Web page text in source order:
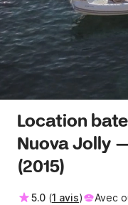
Location
Nuova Jolly
(2015)
5.0 (1 avis) Avec